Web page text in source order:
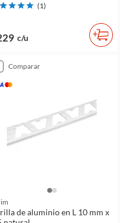
(1)
c/u
comparar
de aluminio en L 10 mm x